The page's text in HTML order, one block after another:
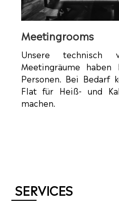
Meetingrooms
Unsere technisch
Meetingräume
Personen. Bei Bedarf
Flat für Heiß- und
machen.
SERVICES